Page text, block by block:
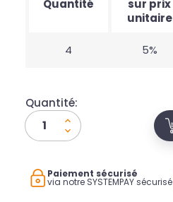
Quantité
sur prix
unitaire
4 5%
Quantité:
Paiement sécurisé
via notre SYSTEMPAY sécurisé